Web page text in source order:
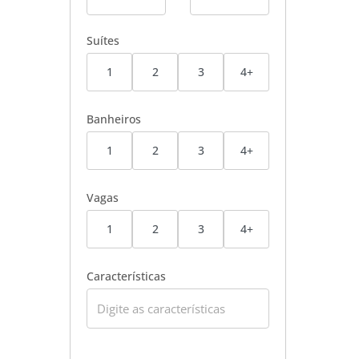
Suítes
1 2 3 4+
Banheiros
1 2 3 4+
Vagas
1 2 3 4+
Características